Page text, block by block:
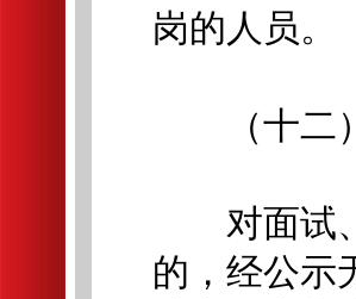
岗的人员。
（十二
对面试、
的，经公示